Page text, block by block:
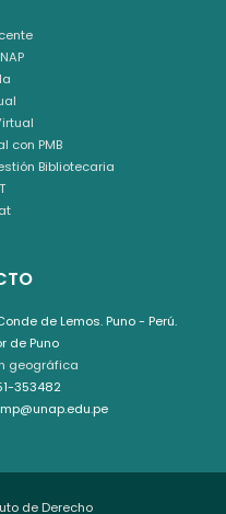
con PMB
Bibliotecaria
de Lemos. Puno - Perú.
de Puno
geográfica
353482
de Derecho